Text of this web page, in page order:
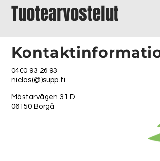
Tuotearvostelut
0400 93 26 93
niclas(@)supp.fi
Mästarvägen 31 D
06150 Borgå